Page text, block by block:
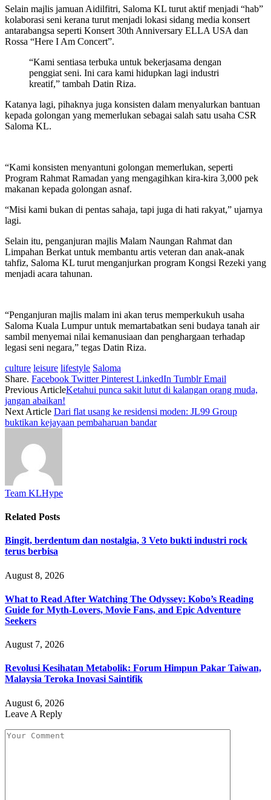
Selain majlis jamuan Aidilfitri, Saloma KL turut aktif menjadi “hab”
kolaborasi seni kerana turut menjadi lokasi sidang media konsert
antarabangsa seperti Konsert 30th Anniversary ELLA USA dan
Rossa “Here I Am Concert”.
“Kami sentiasa terbuka untuk bekerjasama dengan
penggiat seni. Ini cara kami hidupkan lagi industri
kreatif,” tambah Datin Riza.
Katanya lagi, pihaknya juga konsisten dalam menyalurkan bantuan
kepada golongan yang memerlukan sebagai salah satu usaha CSR
Saloma KL.
“Kami konsisten menyantuni golongan memerlukan, seperti
Program Rahmat Ramadan yang mengagihkan kira-kira 3,000 pek
makanan kepada golongan asnaf.
“Misi kami bukan di pentas sahaja, tapi juga di hati rakyat,” ujarnya
lagi.
Selain itu, penganjuran majlis Malam Naungan Rahmat dan
Limpahan Berkat untuk membantu artis veteran dan anak-anak
tahfiz, Saloma KL turut menganjurkan program Kongsi Rezeki yang
menjadi acara tahunan.
“Penganjuran majlis malam ini akan terus memperkukuh usaha
Saloma Kuala Lumpur untuk memartabatkan seni budaya tanah air
sambil menyemai nilai kemanusiaan dan penghargaan terhadap
legasi seni negara,” tegas Datin Riza.
culture leisure lifestyle Saloma
Share. Facebook Twitter Pinterest LinkedIn Tumblr Email
Previous ArticleKetahui punca sakit lutut di kalangan orang muda,
jangan abaikan!
Next Article Dari flat usang ke residensi moden: JL99 Group
buktikan kejayaan pembaharuan bandar
Team KLHype
Related Posts
Bingit, berdentum dan nostalgia, 3 Veto bukti industri rock
terus berbisa
August 8, 2026
What to Read After Watching The Odyssey: Kobo’s Reading
Guide for Myth-Lovers, Movie Fans, and Epic Adventure
Seekers
August 7, 2026
Revolusi Kesihatan Metabolik: Forum Himpun Pakar Taiwan,
Malaysia Teroka Inovasi Saintifik
August 6, 2026
Leave A Reply